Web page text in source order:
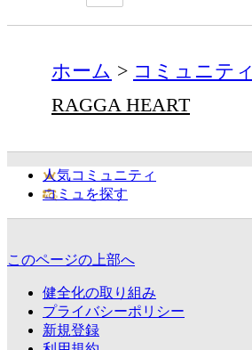
ホーム コミュニティ
RAGGA HEART
人気コミュニティ
コミュを探す
このページの上部へ
健全化の取り組み
プライバシーポリシー
新規登録